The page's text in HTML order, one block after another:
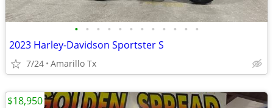
• • • • • • • • • • • •
2023 Harley-Davidson Sportster S
7/24 Amarillo Tx
$18,950